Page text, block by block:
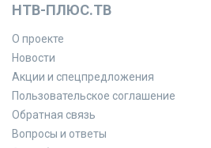
НТВ-ПЛЮС.ТВ
О проекте
Новости
Акции и спецпредложения
Пользовательское соглашение
Обратная связь
Вопросы и ответы